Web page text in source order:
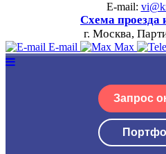
E-mail:
Схема проезда
г. Москва,
E-mail Max
Запрос